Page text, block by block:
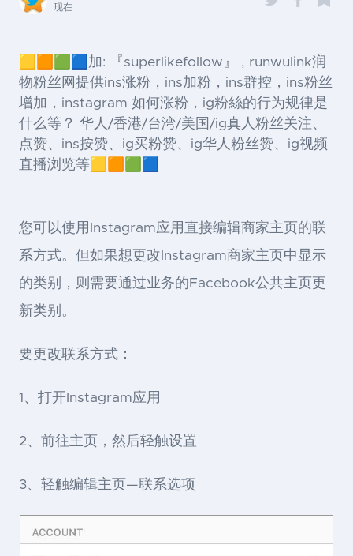
现在
🟨🟧🟩🟦加: 『superlikefollow』 , runwulink润
物粉丝网提供ins涨粉，ins加粉，ins群控，ins粉丝
增加，instagram 如何涨粉，ig粉絲的行为规律是
什么等？ 华人/香港/台湾/美国/ig真人粉丝关注、
点赞、ins按赞、ig买粉赞、ig华人粉丝赞、ig视频
直播浏览等🟨🟧🟩🟦
您可以使用Instagram应用直接编辑商家主页的联
系方式。但如果想更改Instagram商家主页中显示
的类别，则需要通过业务的Facebook公共主页更
新类别。
要更改联系方式：
1、打开Instagram应用
2、前往主页，然后轻触设置
3、轻触编辑主页—联系选项